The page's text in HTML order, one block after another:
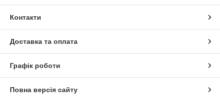
Контакти
Доставка та оплата
Графік роботи
Повна версія сайту